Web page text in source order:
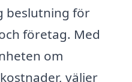
beslutning för
företag. Med
om
väljer